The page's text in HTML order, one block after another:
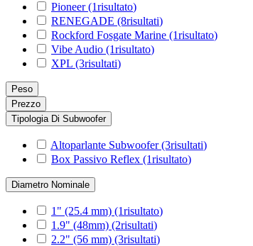
Pioneer(1risultato)
RENEGADE (8risultati)
Rockford Fosgate Marine (1risultato)
Vibe Audio (1risultato)
XPL (3risultati)
Peso
Prezzo
Tipologia Di Subwoofer
Altoparlante Subwoofer(3risultati)
Box Passivo Reflex (1risultato)
Diametro Nominale
1" (25.4 mm) (1risultato)
1.9" (48mm) (2risultati)
2.2" (56 mm) (3risultati)